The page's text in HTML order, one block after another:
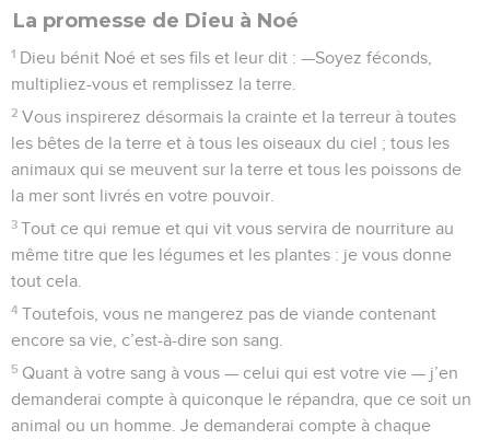
La promesse de Dieu à Noé
1 Dieu bénit Noé et ses fils et leur dit : —Soyez féconds,
multipliez-vous et remplissez la terre.
2 Vous inspirerez désormais la crainte et la terreur à toutes
les bêtes de la terre et à tous les oiseaux du ciel ; tous les
animaux qui se meuvent sur la terre et tous les poissons de
la mer sont livrés en votre pouvoir.
3 Tout ce qui remue et qui vit vous servira de nourriture au
même titre que les légumes et les plantes : je vous donne
tout cela.
4 Toutefois, vous ne mangerez pas de viande contenant
encore sa vie, c’est-à-dire son sang.
5 Quant à votre sang à vous — celui qui est votre vie — j’en
demanderai compte à quiconque le répandra, que ce soit un
animal ou un homme. Je demanderai compte à chaque